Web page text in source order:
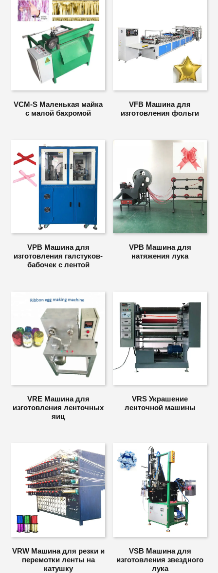
VCM-S Маленькая майка
с малой бахромой
VFB Машина для
изготовления фольги
VPB Машина для
изготовления галстуков-
бабочек с лентой
VPB Машина для
натяжения лука
VRE Машина для
изготовления ленточных
яиц
VRS Украшение
ленточной машины
VRW Машина для резки и
перемотки ленты на
катушку
VSB Машина для
изготовления звездного
лука